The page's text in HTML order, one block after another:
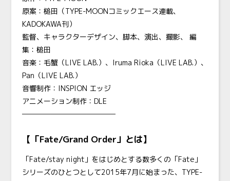
原案：槌田（TYPE-MOONコミックエース連載、
KADOKAWA刊）
監督、キャラクターデザイン、脚本、演出、撮影、 編
集：槌田
音楽：毛蟹（LIVE LAB.）、Iruma Rioka（LIVE LAB.）、
Pan（LIVE LAB.）
音響制作：INSPION エッジ
アニメーション制作：DLE
―――――――――――――
【「Fate/Grand Order」とは】
「Fate/stay night」をはじめとする数多くの「Fate」
シリーズのひとつとして2015年7月に始まった、TYPE-